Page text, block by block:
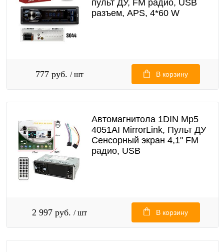
пульт ДУ, FM радио, USB
разъем, APS, 4*60 W
777 руб. / шт В корзину
Автомагнитола 1DIN Mp5
4051AI MirrorLink, Пульт ДУ
Сенсорный экран 4,1" FM
радио, USB
2 997 руб. / шт В корзину